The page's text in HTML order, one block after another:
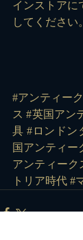
インストアに
してください。
#アンティーク
ス #英国アン
具 #ロンドン
国アンティー
アンティーク
トリア時代 #